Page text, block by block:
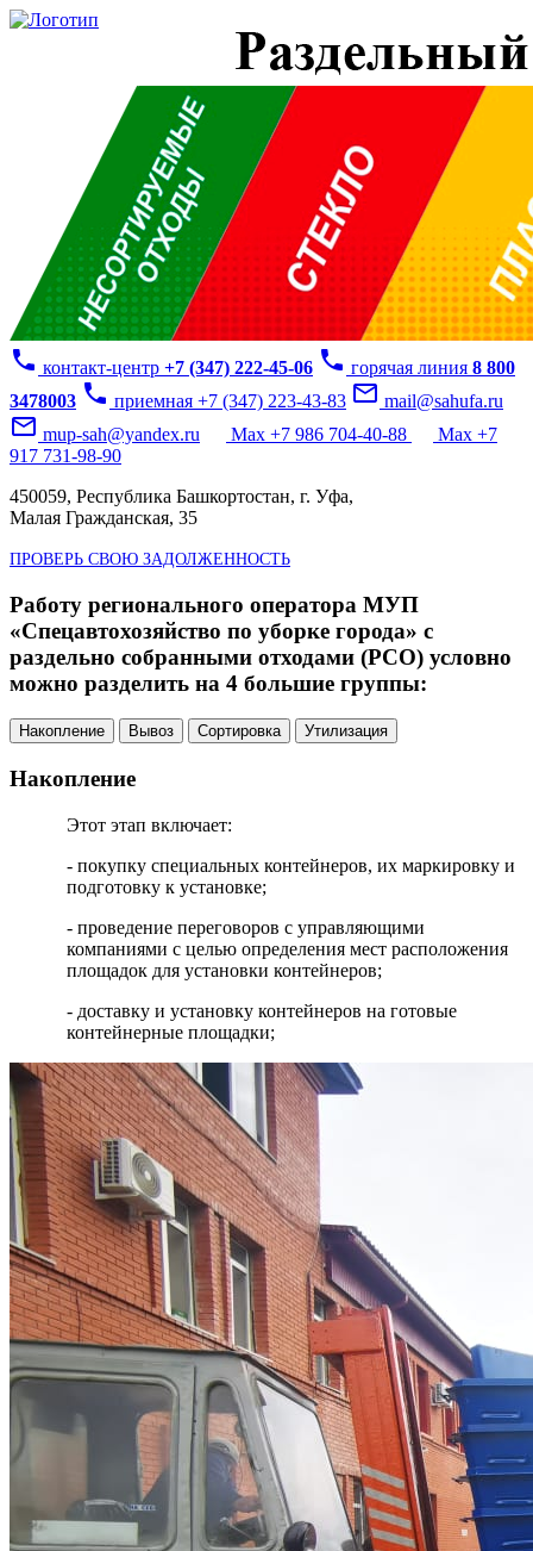
phone контакт-центр +7 (347) 222-45-06 phone горячая линия 8 800
3478003 phone приемная +7 (347) 223-43-83 mail_outline mail@sahufa.ru
mail_outline mup-sah@yandex.ru Max +7 986 704-40-88
Max +7
917 731-98-90
450059, Республика Башкортостан, г. Уфа,
Малая Гражданская, 35
ПРОВЕРЬ СВОЮ ЗАДОЛЖЕННОСТЬ
Работу регионального оператора МУП
«Спецавтохозяйство по уборке города» с
раздельно собранными отходами (РСО) условно
можно разделить на 4 большие группы:
Накопление Вывоз Сортировка Утилизация
Накопление
Этот этап включает:
- покупку специальных контейнеров, их маркировку и
подготовку к установке;
- проведение переговоров с управляющими
компаниями с целью определения мест расположения
площадок для установки контейнеров;
- доставку и установку контейнеров на готовые
контейнерные площадки;